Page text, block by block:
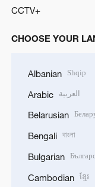
CCTV+
CHOOSE YOUR
Albanian Shqip
Arabic العربية
Belarusian
Bengali বাংলা
Bulgarian
Cambodian ខ្មែរ